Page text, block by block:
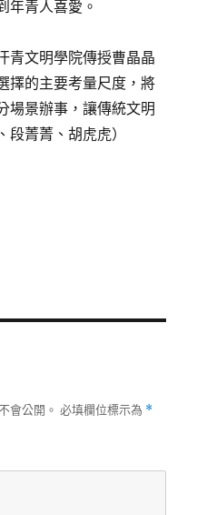
年青人喜愛。
青文明學院傳授曹晶晶
擇的主要考量尺度，將
場景辦事，讓傳統文明
菁菁、胡虎虎）
會公開。 必填欄位標示為 *